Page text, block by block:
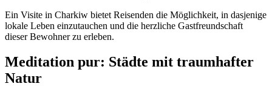
Ein Visite in Charkiw bietet Reisenden die Möglichkeit, in dasjenige
lokale Leben einzutauchen und die herzliche Gastfreundschaft
dieser Bewohner zu erleben.
Meditation pur: Städte mit traumhafter
Natur